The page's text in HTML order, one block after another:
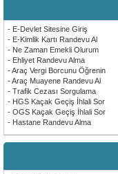
- E-Devlet Sitesine Giriş
- E-Kimlik Kartı Randevu Al
- Ne Zaman Emekli Olurum
- Ehliyet Randevu Alma
- Araç Vergi Borcunu Öğrenin
- Araç Muayene Randevu Al
- Trafik Cezası Sorgulama
- HGS Kaçak Geçiş İhlali Sor
- OGS Kaçak Geçiş İhlali Sor
- Hastane Randevu Alma